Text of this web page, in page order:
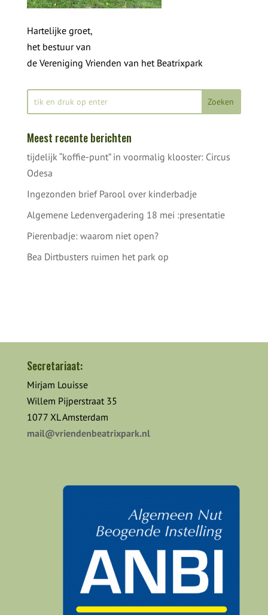
Hartelijke groet,
het bestuur van
de Vereniging Vrienden van het Beatrixpark
Meest recente berichten
tijdelijk “koffie-punt” in voormalig klooster: Circus
Odesa
Ingezonden brief Parool over kinderbadje
Algemene Ledenvergadering 18 mei :presentatie
Pierenbadje: waarom niet open?
Bea Dirtbusters ruimen het park op
Secretariaat:
Mirjam Louisse
Willem Pijperstraat 35
1077 XL Amsterdam
mail@vriendenbeatrixpark.nl